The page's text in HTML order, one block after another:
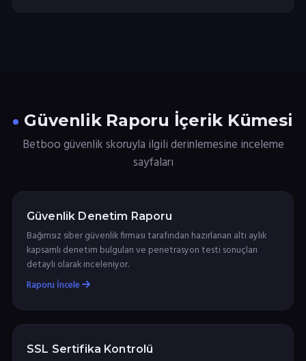
Güvenlik Raporu İçerik Kümesi
Betboo güvenlik skoruyla ilgili derinlemesine inceleme
sayfaları
Güvenlik Denetim Raporu
Bağımsız siber güvenlik firması tarafından hazırlanan altı aylık
kapsamlı denetim bulguları ve penetrasyon testi sonuçları
detaylı olarak inceleniyor.
Raporu İncele
SSL Sertifika Kontrolü